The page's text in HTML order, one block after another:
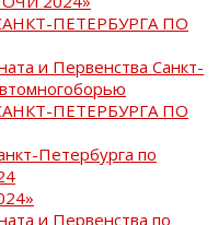
ПЕТЕРБУРГА ПО
и Первенства Санкт-
ПЕТЕРБУРГА ПО
Петербурга по
и Первенства по